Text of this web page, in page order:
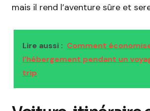
mais il rend l’aventure sûre et
Lire aussi : Comment
l’hébergement pendant un
trip